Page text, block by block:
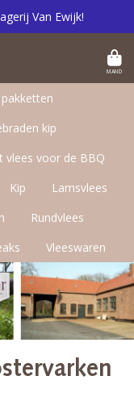
Van Ewijk!
MAND
kip
vlees voor de BBQ
Kip
Lamsvlees
Rundvlees
Vleeswaren